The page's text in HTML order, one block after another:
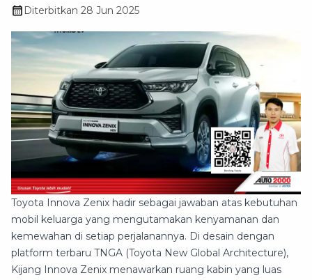
Diterbitkan 28 Jun 2025
Toyota Innova Zenix hadir sebagai jawaban atas kebutuhan
mobil keluarga yang mengutamakan kenyamanan dan
kemewahan di setiap perjalanannya. Di desain dengan
platform terbaru TNGA (Toyota New Global Architecture),
Kijang Innova Zenix menawarkan ruang kabin yang luas